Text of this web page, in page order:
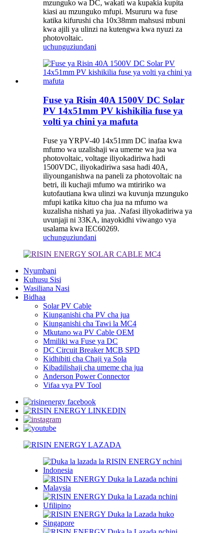
mzunguko wa DC, wakati wa kupakia kupita
kiasi au mzunguko mfupi. Msururu wa fuse
katika kifurushi cha 10x38mm mahsusi mbuni
kwa ajili ya ulinzi na kutengwa kwa nyuzi za
photovoltaic.
uchunguziundani
Fuse ya Risin 40A 1500V DC Solar
PV 14x51mm PV kishikilia fuse ya
volti ya chini ya mafuta
Fuse ya YRPV-40 14x51mm DC inafaa kwa
mfumo wa uzalishaji wa umeme wa jua wa
photovoltaic, voltage iliyokadiriwa hadi
1500VDC, iliyokadiriwa sasa hadi 40A,
iliyounganishwa na paneli za photovoltaic na
betri, ili kuchaji mfumo wa mtiririko wa
kutofautiana kwa ulinzi wa kuvunja mzunguko
mfupi katika kituo cha jua na mfumo wa
kuzalisha nishati ya jua. .Nafasi iliyokadiriwa ya
uvunjaji ni 33KA, inayokidhi viwango vya
usalama kwa IEC60269.
uchunguziundani
Nyumbani
Kuhusu Sisi
Wasiliana Nasi
Bidhaa
Solar PV Cable
Kiunganishi cha PV cha jua
Kiunganishi cha Tawi la MC4
Mkutano wa PV Cable OEM
Mmiliki wa Fuse ya DC
DC Circuit Breaker MCB SPD
Kidhibiti cha Chaji ya Sola
Kibadilishaji cha umeme cha jua
Anderson Power Connector
Vifaa vya PV Tool